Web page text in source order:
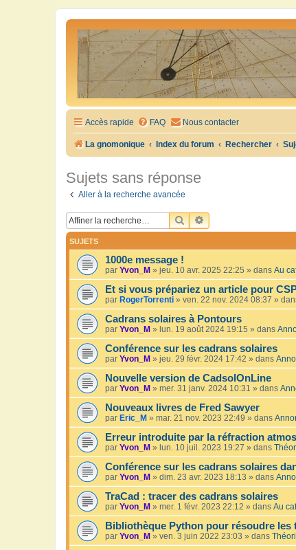
Accès rapide FAQ Nous contacter
La gnomonique Index du forum Rechercher
Sujets sans réponse
Aller à la recherche avancée
RECHERCHER
RECHERCHE
SUJETS
1000e message !
par Yvon_M » jeu. 10 avr. 2025 22:25 » dans Au
Et si vous prépariez un article pour
par RogerTorrenti » ven. 22 nov. 2024 08:37 »
Cadrans solaires à Pontours
par Yvon_M » lun. 19 août 2024 19:15 » dans
Conférence sur les cadrans solaires
par Yvon_M » jeu. 29 févr. 2024 17:42 » dans
Nouvelle version de CadsolOnLine
par Yvon_M » mer. 31 janv. 2024 10:31 » dans
Nouveaux livres de Fred Sawyer
par Eric_M » mar. 21 nov. 2023 22:49 » dans
Erreur introduite par la réfraction
par Yvon_M » lun. 10 juil. 2023 19:27 » dans
Conférence sur les cadrans solaires
par Yvon_M » dim. 23 avr. 2023 18:13 » dans
TraCad : tracer des cadrans solaires
par Yvon_M » mer. 1 févr. 2023 22:12 » dans Au
Bibliothèque Python pour résoudre les
par Yvon_M » ven. 3 juin 2022 23:03 » dans